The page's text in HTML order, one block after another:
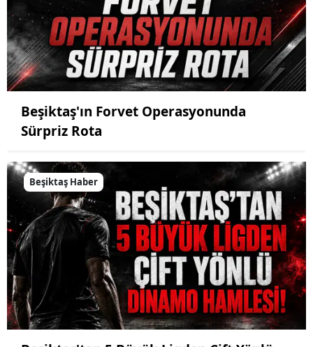
Beşiktaş'ın Forvet Operasyonunda
Sürpriz Rota
Beşiktaş Haber